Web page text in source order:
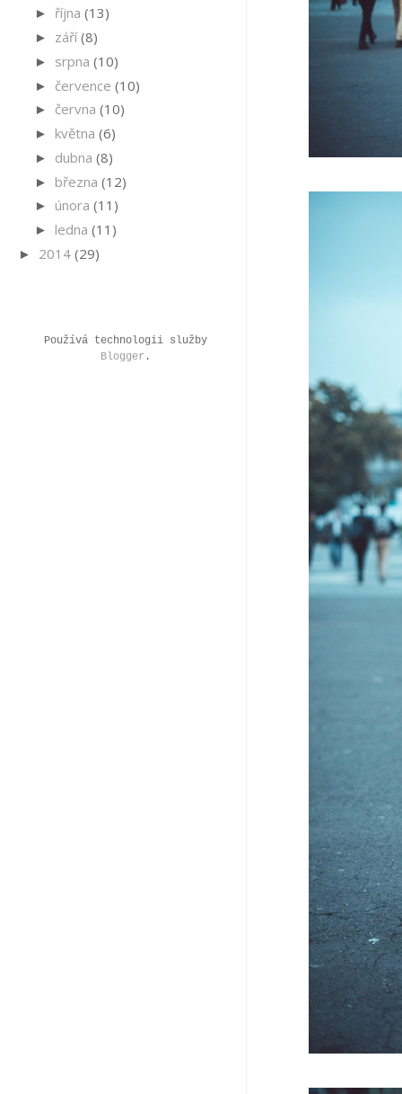
► října (13)
► září(8)
► srpna (10)
► července (10)
► června (10)
► května (6)
► dubna (8)
► března (12)
► února (11)
► ledna (11)
► 2014 (29)
Používá technologii služby
Blogger .